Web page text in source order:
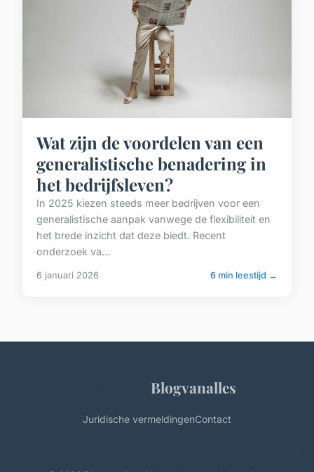
Wat zijn de voordelen van een
generalistische benadering in
het bedrijfsleven?
In 2025 kiezen steeds meer bedrijven voor een
generalistische aanpak vanwege de flexibiliteit en
het brede inzicht dat deze biedt. Recent
onderzoek va...
6 januari 2026 6 min leestijd →
Blogvanalles
Juridische vermeldingenContact